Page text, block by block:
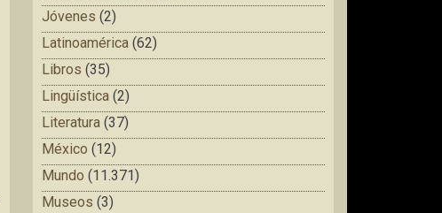
Jóvenes (2)
Latinoamérica (62)
Libros (35)
Lingüística (2)
Literatura (37)
México (12)
Mundo (11.371)
Museos (3)